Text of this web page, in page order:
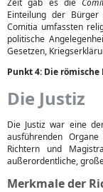
Zeit gab es die
Einteilung der
Comitia umfassten
politische
Gesetzen,
Punkt 4: Die
Die Justiz
Die Justiz war eine
ausführenden
Richtern und
außerordentliche,
Merkmale der